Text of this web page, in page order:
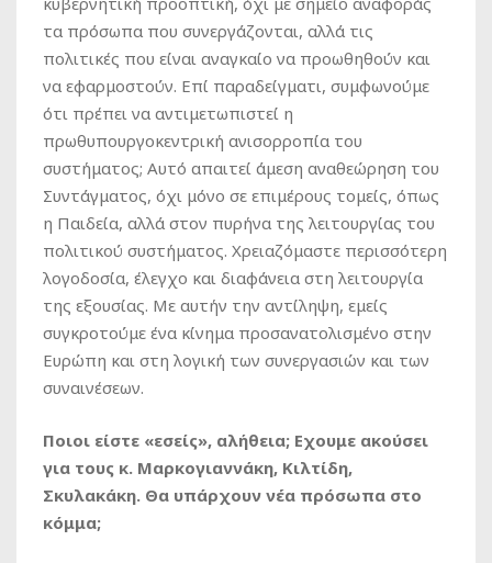
τα πρόσωπα που συνεργάζονται, αλλά τις
πολιτικές που είναι αναγκαίο να προωθηθούν και
να εφαρμοστούν. Επί παραδείγματι, συμφωνούμε
ότι πρέπει να αντιμετωπιστεί η
πρωθυπουργοκεντρική ανισορροπία του
συστήματος; Αυτό απαιτεί άμεση αναθεώρηση του
Συντάγματος, όχι μόνο σε επιμέρους τομείς, όπως
η Παιδεία, αλλά στον πυρήνα της λειτουργίας του
πολιτικού συστήματος. Χρειαζόμαστε περισσότερη
λογοδοσία, έλεγχο και διαφάνεια στη λειτουργία
της εξουσίας. Με αυτήν την αντίληψη, εμείς
συγκροτούμε ένα κίνημα προσανατολισμένο στην
Ευρώπη και στη λογική των συνεργασιών και των
συναινέσεων.
Ποιοι είστε «εσείς», αλήθεια; Eχουμε ακούσει
για τους κ. Μαρκογιαννάκη, Κιλτίδη,
Σκυλακάκη. Θα υπάρχουν νέα πρόσωπα στο
κόμμα;